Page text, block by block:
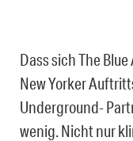
Dass sich The
New Yorker
Underground-
wenig. Nicht nur